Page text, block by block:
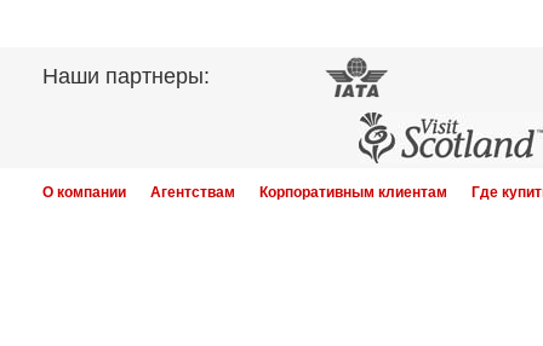
Наши партнеры:
О компании Агентствам Корпоративным клиентам Где